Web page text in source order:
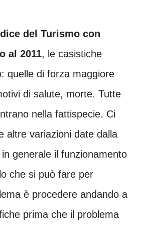
del Turismo con
al 2011, le casistiche
quelle di forza maggiore
di salute, morte. Tutte
nella fattispecie. Ci
altre variazioni date dalla
generale il funzionamento
che si può fare per
è procedere andando a
prima che il problema